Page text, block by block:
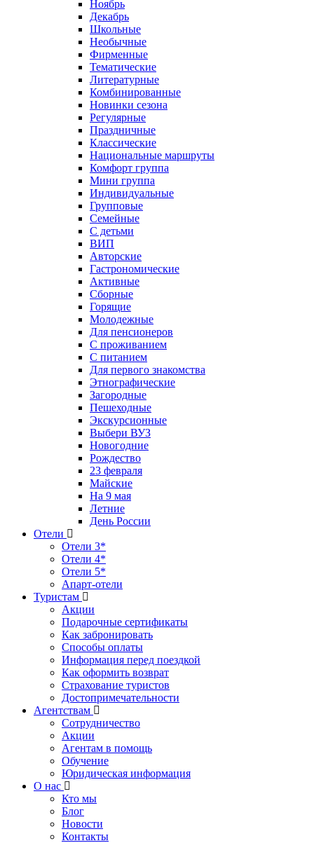
Ноябрь
Декабрь
Школьные
Необычные
Фирменные
Тематические
Литературные
Комбинированные
Новинки сезона
Регулярные
Праздничные
Классические
Национальные маршруты
Комфорт группа
Мини группа
Индивидуальные
Групповые
Семейные
С детьми
ВИП
Авторские
Гастрономические
Активные
Сборные
Горящие
Молодежные
Для пенсионеров
С проживанием
С питанием
Для первого знакомства
Этнографические
Загородные
Пешеходные
Экскурсионные
Выбери ВУЗ
Новогодние
Рождество
23 февраля
Майские
На 9 мая
Летние
День России
Отели
Отели 3*
Отели 4*
Отели 5*
Апарт-отели
Туристам
Акции
Подарочные сертификаты
Как забронировать
Способы оплаты
Информация перед поездкой
Как оформить возврат
Страхование туристов
Достопримечательности
Агентствам
Сотрудничество
Акции
Агентам в помощь
Обучение
Юридическая информация
О нас
Кто мы
Блог
Новости
Контакты